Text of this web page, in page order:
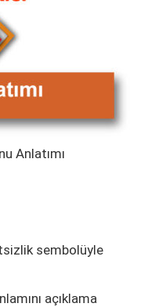
Anlatımı
sembolüyle
açıklama